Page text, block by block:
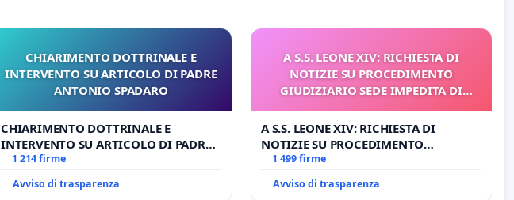
CHIARIMENTO DOTTRINALE E
INTERVENTO SU ARTICOLO DI PADRE
ANTONIO SPADARO
CHIARIMENTO DOTTRINALE E
INTERVENTO SU ARTICOLO DI PADRE
ANTONIO SPADARO
1 214 firme
Avviso di trasparenza
A S.S. LEONE XIV: RICHIESTA DI
NOTIZIE SU PROCEDIMENTO
GIUDIZIARIO SEDE IMPEDITA DI
A S.S. LEONE XIV: RICHIESTA DI
NOTIZIE SU PROCEDIMENTO
GIUDIZIARIO SEDE IMPEDITA DI
BENEDETTO XVI
1 499 firme
Avviso di trasparenza